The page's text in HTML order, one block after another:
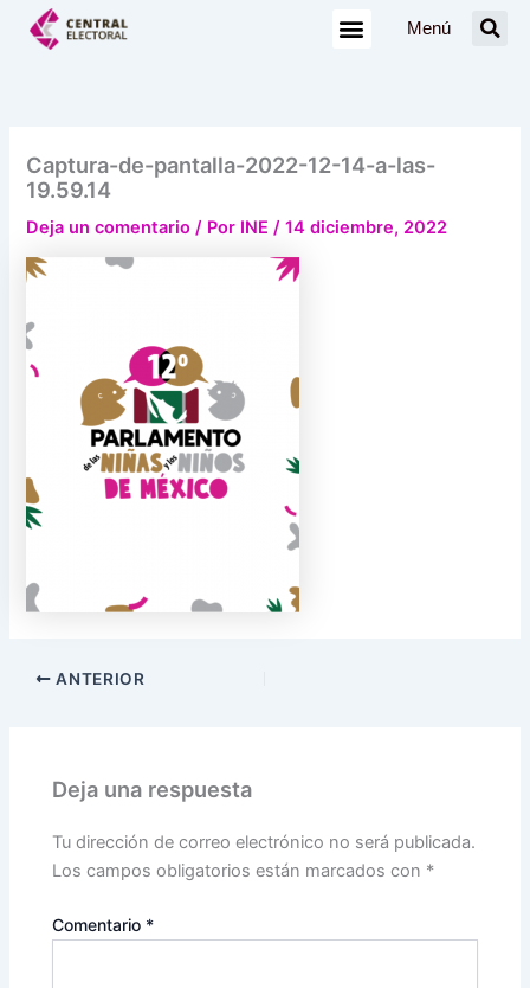
Menú
Captura-de-pantalla-2022-12-14-a-las-
19.59.14
Deja un comentario / Por INE/14 diciembre, 2022
ANTERIOR
Deja una respuesta
Tu dirección de correo electrónico no será publicada.
Los campos obligatorios están marcados con *
Comentario *